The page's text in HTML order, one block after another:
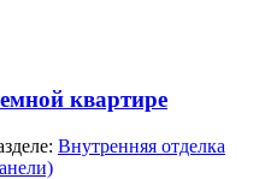
квартире
Внутренняя отделка